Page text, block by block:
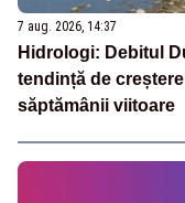
7 aug. 2026, 14:37
Hidrologi: Debitul
tendință de
săptămânii viitoare